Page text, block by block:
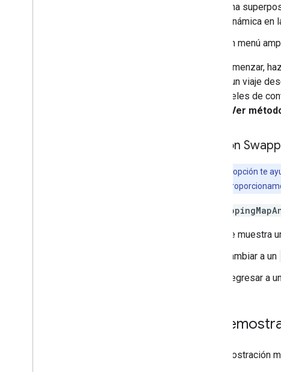
Una
dinámica en
Un menú
Para comenzar,
simula un viaje
los paneles de
Ver
Opción
Esta opción te
posible, pero
se muestra
cambiar a un
Regresar a
La
La demostración